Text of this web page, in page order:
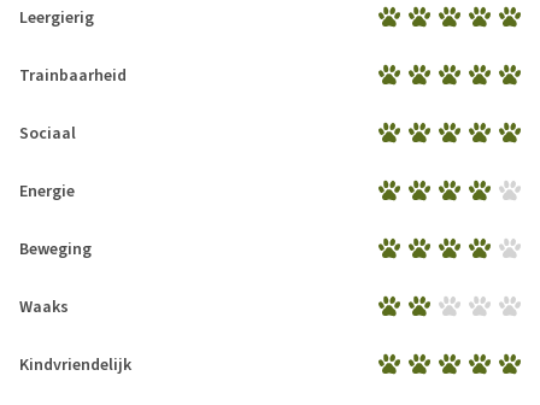
Leergierig
Trainbaarheid
Sociaal
Energie
Beweging
Waaks
Kindvriendelijk